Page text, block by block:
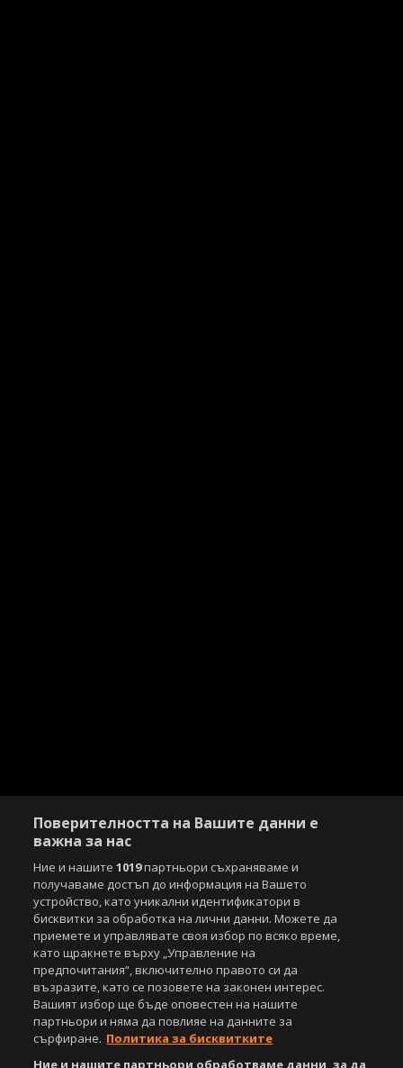
Поверителността на Вашите данни е
важна за нас
Ние и нашите1019партньори съхраняваме и
получаваме достъп до информация на Вашето
устройство, като уникални идентификатори в
бисквитки за обработка на лични данни. Можете да
приемете и управлявате своя избор по всяко време,
като щракнете върху „Управление на
предпочитания“, включително правото си да
възразите, като се позовете на законен интерес.
Вашият избор ще бъде оповестен на нашите
партньори и няма да повлияе на данните за
сърфиране. Политика за бисквитките
Ние и нашите партньори обработваме данни, за да